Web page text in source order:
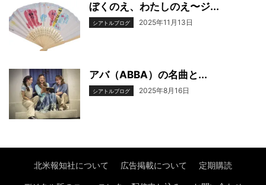
ぼくのえ、わたしのえ〜ジ...
シアトルブログ 2025年11月13日
アバ（ABBA）の名曲と...
シアトルブログ 2025年8月16日
北米報知社について 広告掲載について 定期購読